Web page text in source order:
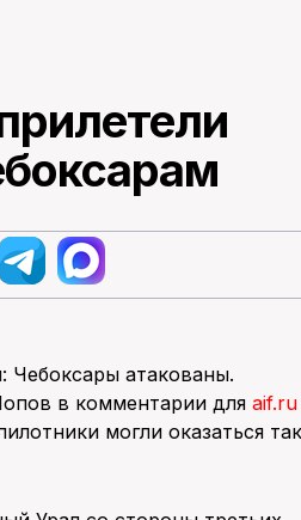
Чебоксары атакованы.
в комментарии для aif.ru
могли оказаться так